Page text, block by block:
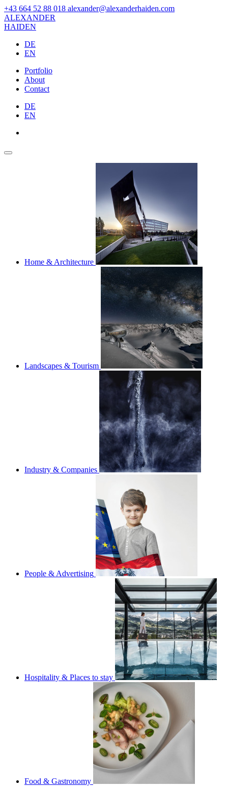
+43 664 52 88 018 alexander@alexanderhaiden.com
ALEXANDER
HAIDEN
DE
EN
Portfolio
About
Contact
DE
EN
Home & Architecture
Landscapes & Tourism
Industry & Companies
People & Advertising
Hospitality & Places to stay
Food & Gastronomy